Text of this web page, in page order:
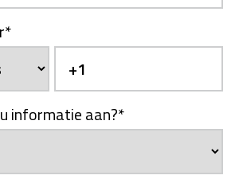
*
informatie aan?*